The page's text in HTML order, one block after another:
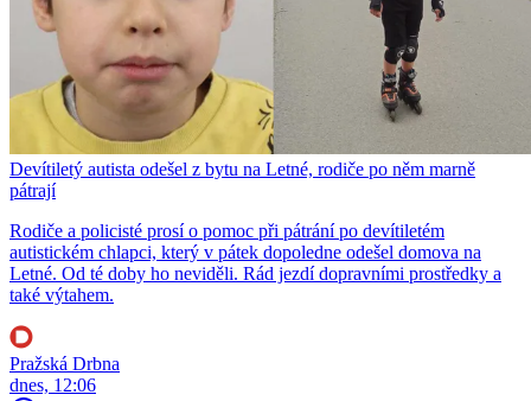
Devítiletý autista odešel z bytu na Letné, rodiče po něm marně
pátrají
Rodiče a policisté prosí o pomoc při pátrání po devítiletém
autistickém chlapci, který v pátek dopoledne odešel domova na
Letné. Od té doby ho neviděli. Rád jezdí dopravními prostředky a
také výtahem.
Pražská Drbna
dnes, 12:06